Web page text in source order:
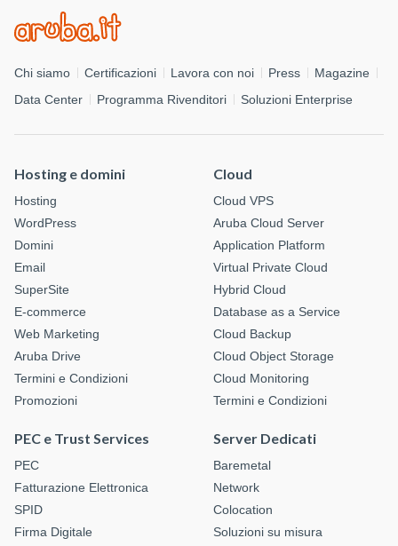
Chi siamo Certificazioni Lavora con noi Press
Magazine
Data Center
Programma Rivenditori Soluzioni Enterprise
Hosting e domini
Hosting
WordPress
Domini
Email
SuperSite
E-commerce
Web Marketing
Aruba Drive
Termini e Condizioni
Promozioni
Cloud
Cloud VPS
Aruba Cloud Server
Application Platform
Virtual Private Cloud
Hybrid Cloud
Database as a Service
Cloud Backup
Cloud Object Storage
Cloud Monitoring
Termini e Condizioni
PEC e Trust Services
PEC
Fatturazione Elettronica
SPID
Firma Digitale
Server Dedicati
Baremetal
Network
Colocation
Soluzioni su misura